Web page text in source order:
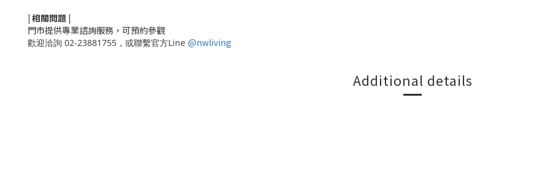
| 相關問題 |
門市提供專業諮詢服務，可預約參觀
歡迎洽詢 02-23881755，或聯繫官方Line @nwliving
Additional details